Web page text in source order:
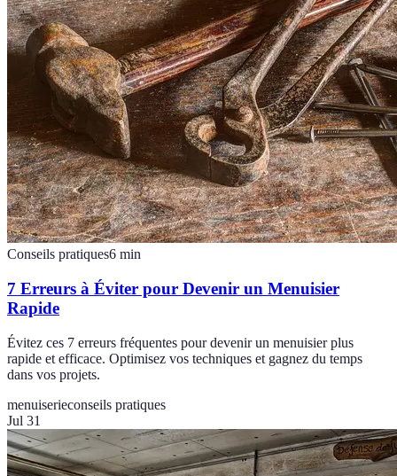
Conseils pratiques6 min
7 Erreurs à Éviter pour Devenir un Menuisier
Rapide
Évitez ces 7 erreurs fréquentes pour devenir un menuisier plus
rapide et efficace. Optimisez vos techniques et gagnez du temps
dans vos projets.
menuiserieconseils pratiques
Jul 31